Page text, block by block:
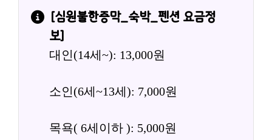
[심원불한증막_숙박_펜션 요금정
보]
대인(14세~): 13,000원
소인(6세~13세): 7,000원
목욕( 6세이하 ): 5,000원